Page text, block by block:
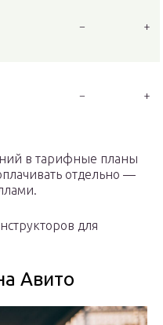
− +
− +
в тарифные планы
отдельно —
для
Авито